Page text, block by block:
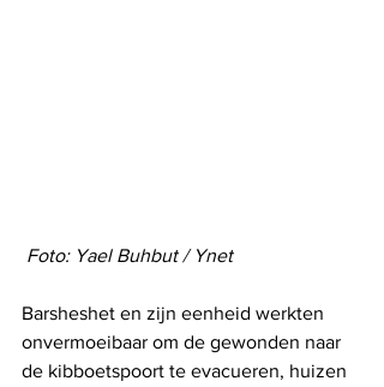
Foto: Yael Buhbut / Ynet
Barsheshet en zijn eenheid werkten
onvermoeibaar om de gewonden naar
de kibboetspoort te evacueren, huizen